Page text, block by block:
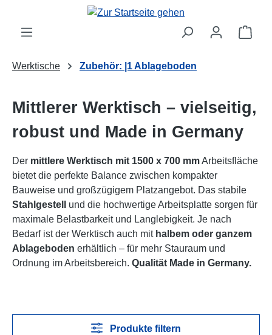
Zum Hauptinhalt springen
Werktische Zubehör: |1 Ablageboden
Mittlerer Werktisch – vielseitig,
robust und Made in Germany
Der mittlere Werktisch mit 1500 x 700 mmArbeitsfläche
bietet die perfekte Balance zwischen kompakter
Bauweise und großzügigem Platzangebot. Das stabile
Stahlgestell
und die hochwertige Arbeitsplatte sorgen für
maximale Belastbarkeit und Langlebigkeit. Je nach
Bedarf ist der Werktisch auch mit halbem oder ganzem
Ablageboden erhältlich – für mehr Stauraum und
Ordnung im Arbeitsbereich. Qualität Made in Germany.
Produkte filtern